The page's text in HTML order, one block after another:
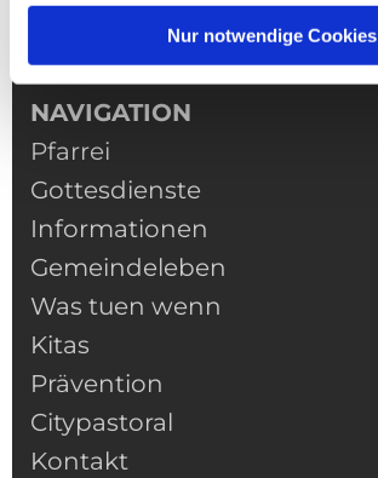
Nur notwendige Cookies
NAVIGATION
Pfarrei
Gottesdienste
Informationen
Gemeindeleben
Was tuen wenn
Kitas
Prävention
Citypastoral
Kontakt